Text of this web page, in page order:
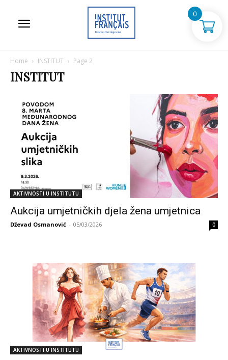
Home INSTITUT Page 2
INSTITUT
AKTIVNOSTI U INSTITUTU
Aukcija umjetničkih djela žena umjetnica
Dževad Osmanović - 05/03/2026 0
AKTIVNOSTI U INSTITUTU
0